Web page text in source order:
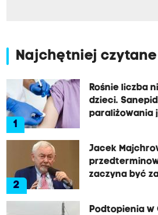
Najchętniej czytane
1
Rośnie liczba
dzieci.
paraliżowania
2
Jacek
zaczyna być
Podtopienia